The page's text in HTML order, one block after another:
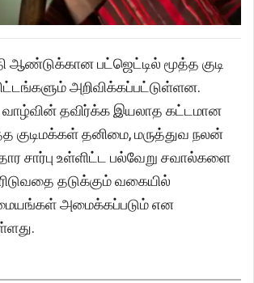
ஆண்டுக்கான பட்ஜெட்டில் மூத்த குடி
அறிவிக்கப்பட்டுள்ளன.
வாழ்வின் தவிர்க்க இயலாத கட்டமான
குடிமக்கள் தனிமை, மருத்துவ நலன்
சார்பு உள்ளிட்ட பல்வேறு சவால்களை
தடுக்கும் வகையில்
அமைக்கப்படும் என